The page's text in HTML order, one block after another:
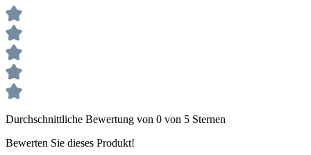
Durchschnittliche Bewertung von 0 von 5 Sternen
Bewerten Sie dieses Produkt!